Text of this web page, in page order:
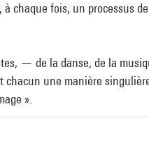
chaque fois, un processus
— de la danse, de la
une manière
».